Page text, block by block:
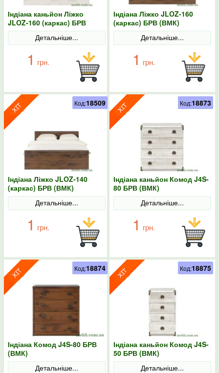
Індіана каньйон Ліжко
JLOZ-160 (каркас) БРВ
(ВМК)
Детальніше...
1 грн.
Індіана Ліжко JLOZ-160
(каркас) БРВ (ВМК)
Детальніше...
1 грн.
Індіана Ліжко JLOZ-140
(каркас) БРВ (ВМК)
Детальніше...
1 грн.
Код:18509
Індіана каньйон Комод J4S-
80 БРВ (ВМК)
Детальніше...
1 грн.
Код:18873
Індіана Комод J4S-80 БРВ
(ВМК)
Детальніше...
Код:18874
Індіана каньйон Комод J4S-
50 БРВ (ВМК)
Детальніше...
Код:18875